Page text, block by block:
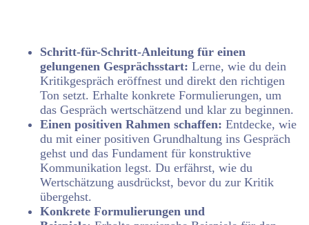
Schritt-für-Schritt-Anleitung für einen
gelungenen Gesprächsstart: Lerne, wie du dein
Kritikgespräch eröffnest und direkt den richtigen
Ton setzt. Erhalte konkrete Formulierungen, um
das Gespräch wertschätzend und klar zu beginnen.
Einen positiven Rahmen schaffen: Entdecke, wie
du mit einer positiven Grundhaltung ins Gespräch
gehst und das Fundament für konstruktive
Kommunikation legst. Du erfährst, wie du
Wertschätzung ausdrückst, bevor du zur Kritik
übergehst.
Konkrete Formulierungen und